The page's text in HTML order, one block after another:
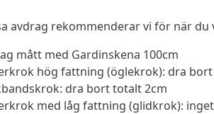
avdrag rekommenderar vi för när
mått med Gardinskena 100cm
hög fattning (öglekrok): dra
dra bort totalt 2cm
med låg fattning (glidkrok):